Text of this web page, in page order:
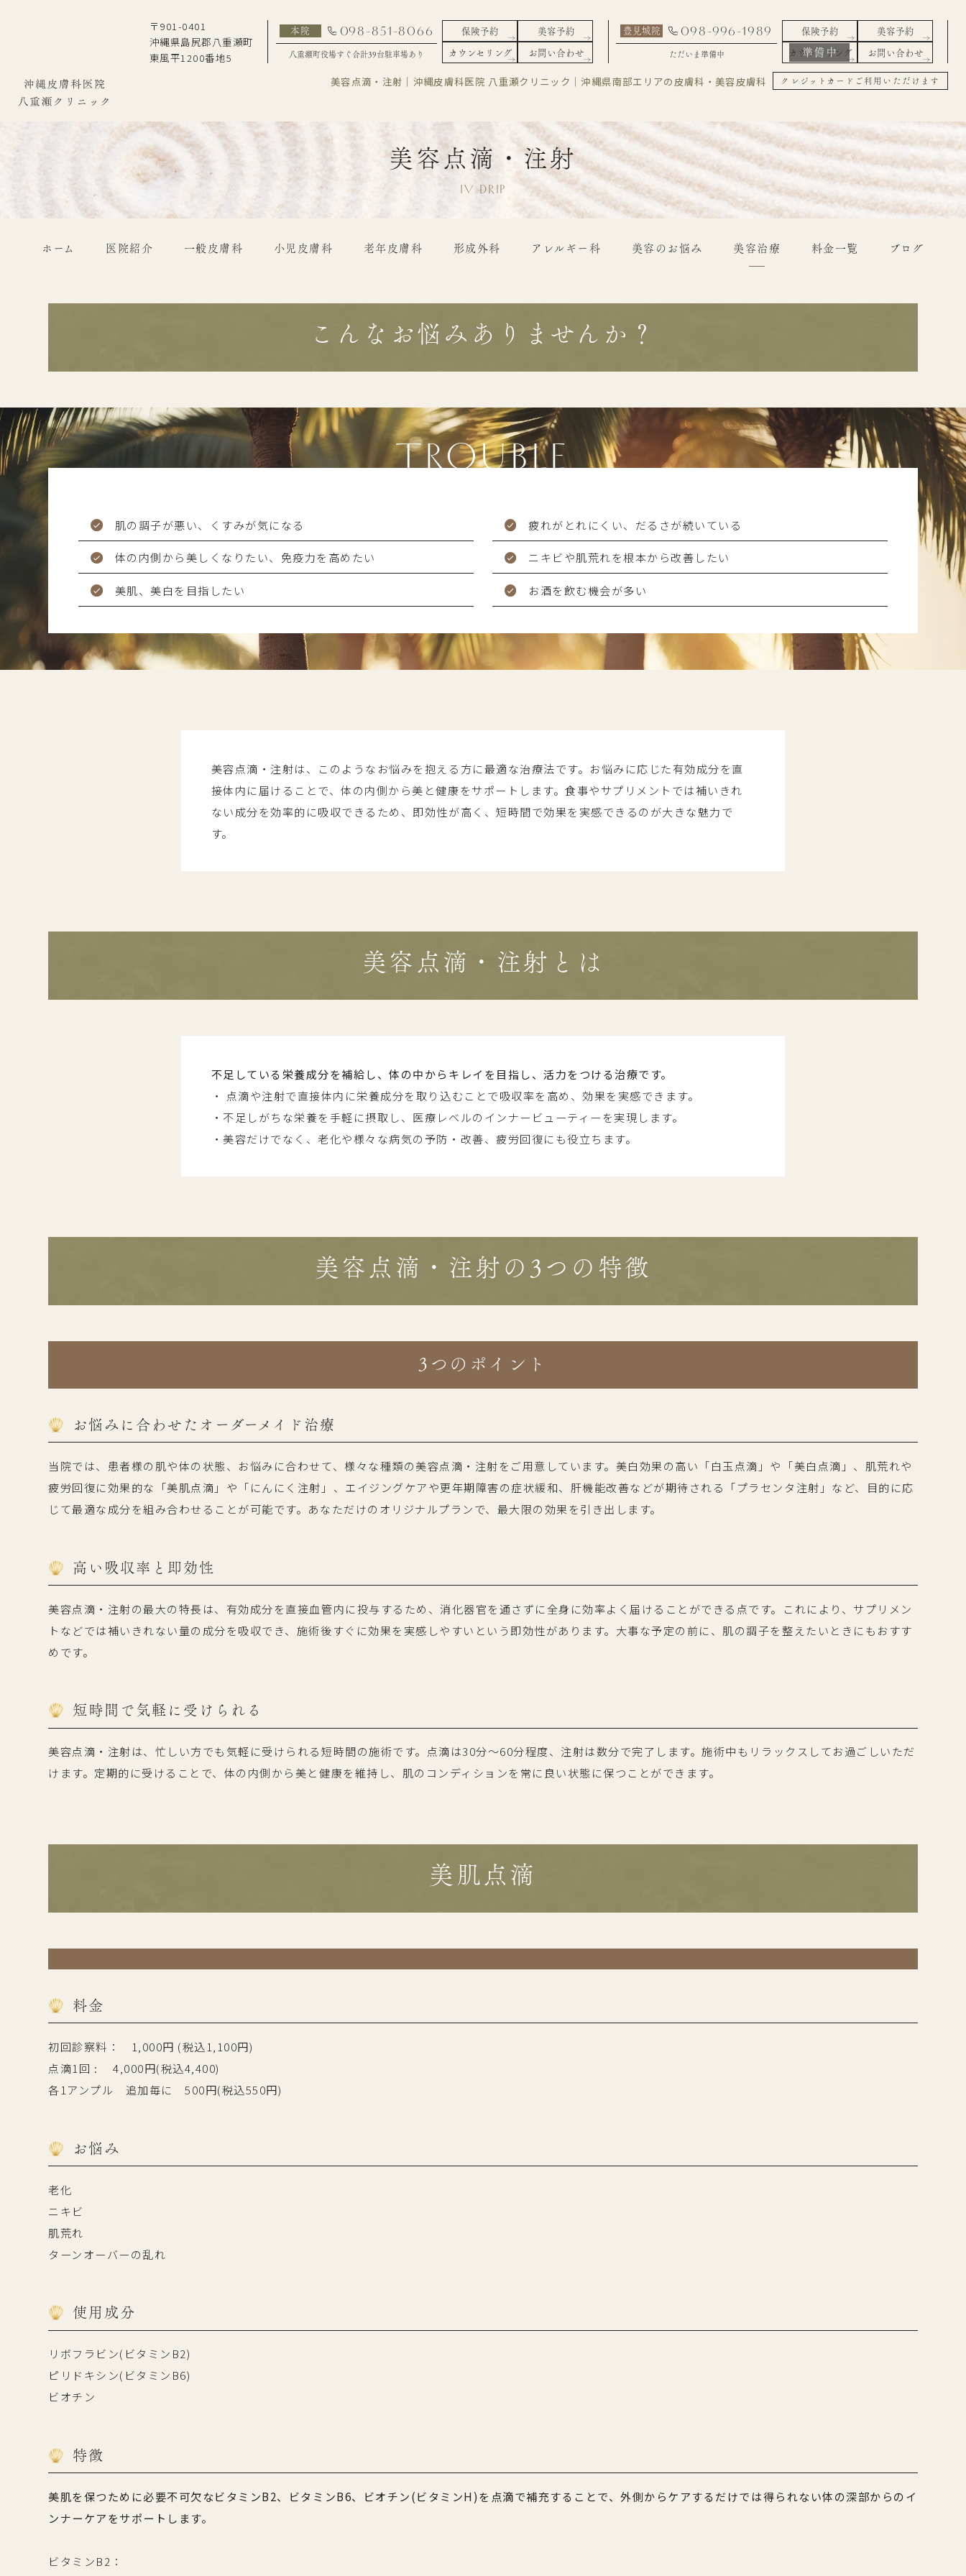
〒901-0401
沖縄県島尻郡八重瀬町
東風平1200番地5
本院 098-851-8066
八重瀬町役場すぐ合計39台駐車場あり
保険予約 美容予約
カウンセリング お問い合わせ
豊見城院 098-996-1989
ただいま準備中
保険予約 美容予約
カウンセリング お問い合わせ
美容点滴・注射｜沖縄皮膚科医院 八重瀬クリニック｜沖縄県南部エリアの皮膚科・美容皮膚科 クレジットカードご利用いただけます
美容点滴・注射
IV DRIP
ホーム 医院紹介 一般皮膚科 小児皮膚科 老年皮膚科 形成外科 アレルギー科 美容のお悩み 美容治療 料金一覧 ブログ
こんなお悩みありませんか？
TROUBLE
肌の調子が悪い、くすみが気になる 疲れがとれにくい、だるさが続いている
体の内側から美しくなりたい、免疫力を高めたい ニキビや肌荒れを根本から改善したい
美肌、美白を目指したい お酒を飲む機会が多い
美容点滴・注射は、このようなお悩みを抱える方に最適な治療法です。お悩みに応じた有効成分を直
接体内に届けることで、体の内側から美と健康をサポートします。食事やサプリメントでは補いきれ
ない成分を効率的に吸収できるため、即効性が高く、短時間で効果を実感できるのが大きな魅力で
す。
美容点滴・注射とは
不足している栄養成分を補給し、体の中からキレイを目指し、活力をつける治療です。
・ 点滴や注射で直接体内に栄養成分を取り込むことで吸収率を高め、効果を実感できます。
・不足しがちな栄養を手軽に摂取し、医療レベルのインナービューティーを実現します。
・美容だけでなく、老化や様々な病気の予防・改善、疲労回復にも役立ちます。
美容点滴・注射の3つの特徴
3つのポイント
お悩みに合わせたオーダーメイド治療
当院では、患者様の肌や体の状態、お悩みに合わせて、様々な種類の美容点滴・注射をご用意しています。美白効果の高い「白玉点滴」や「美白点滴」、肌荒れや
疲労回復に効果的な「美肌点滴」や「にんにく注射」、エイジングケアや更年期障害の症状緩和、肝機能改善などが期待される「プラセンタ注射」など、目的に応
じて最適な成分を組み合わせることが可能です。あなただけのオリジナルプランで、最大限の効果を引き出します。
高い吸収率と即効性
美容点滴・注射の最大の特長は、有効成分を直接血管内に投与するため、消化器官を通さずに全身に効率よく届けることができる点です。これにより、サプリメン
トなどでは補いきれない量の成分を吸収でき、施術後すぐに効果を実感しやすいという即効性があります。大事な予定の前に、肌の調子を整えたいときにもおすす
めです。
短時間で気軽に受けられる
美容点滴・注射は、忙しい方でも気軽に受けられる短時間の施術です。点滴は30分〜60分程度、注射は数分で完了します。施術中もリラックスしてお過ごしいただ
けます。定期的に受けることで、体の内側から美と健康を維持し、肌のコンディションを常に良い状態に保つことができます。
美肌点滴
料金
初回診察料： 1,000円 (税込1,100円)
点滴1回 : 4,000円(税込4,400)
各1アンプル 追加毎に 500円(税込550円)
お悩み
老化
ニキビ
肌荒れ
ターンオーバーの乱れ
使用成分
リボフラビン(ビタミンB2)
ピリドキシン(ビタミンB6)
ビオチン
特徴
美肌を保つために必要不可欠なビタミンB2、ビタミンB6、ビオチン(ビタミンH)を点滴で補充することで、外側からケアするだけでは得られない体の深部からのイ
ンナーケアをサポートします。
ビタミンB2：